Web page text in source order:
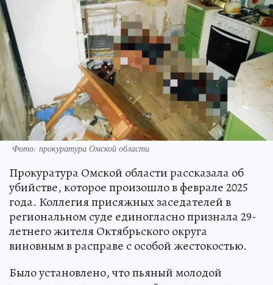
Фото: прокуратура Омской области
Прокуратура Омской области рассказала об
убийстве, которое произошло в феврале 2025
года. Коллегия присяжных заседателей в
региональном суде единогласно признала 29-
летнего жителя Октябрьского округа
виновным в расправе с особой жестокостью.
Было установлено, что пьяный молодой